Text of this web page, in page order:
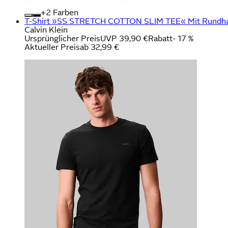
+
Farben
T-Shirt »SS STRETCH COTTON SLIM TEE« Mit
Calvin Klein
Ursprünglicher PreisUVP 39,90 €Rabatt- 17 %
Aktueller Preisab 32,99 €